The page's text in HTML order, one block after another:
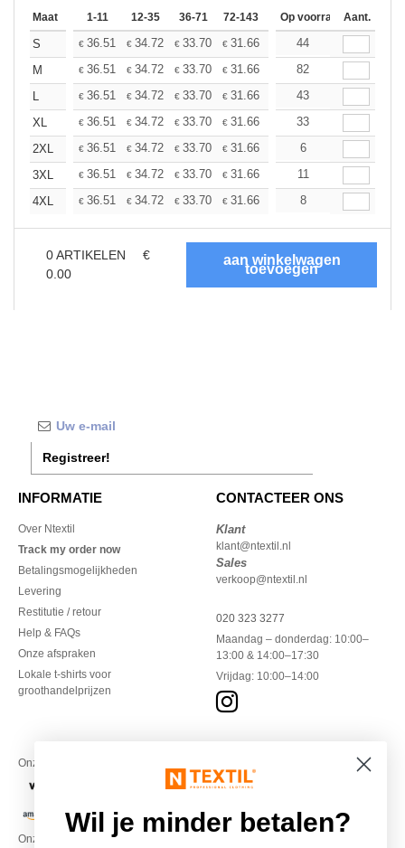
Maat 1-11 12-35 36-71 72-143 144-287 288 + Meer
Op voorraadAant.
S € 36.51 € 34.72 € 33.70 € 31.66 29.87
44
M
€ 36.51 € 34.72 € 33.70 € 31.66 29.87
82
L
€ 36.51 € 34.72 € 33.70 € 31.66 29.87
43
XL
€ 36.51 € 34.72 € 33.70 € 31.66 29.87
33
2XL
€ 36.51 € 34.72 € 33.70 € 31.66 29.87
6
3XL
€ 36.51 € 34.72 € 33.70 € 31.66 29.87
11
4XL
€ 36.51 € 34.72 € 33.70 € 31.66 29.87
8
0ARTIKELEN
€
0.00
Registreer!
INFORMATIE
Over Ntextil
Track my order now
Betalingsmogelijkheden
Levering
Restitutie / retour
Help & FAQs
Onze afspraken
Lokale t-shirts voor
groothandelprijzen
CONTACTEER ONS
Klant
klant@ntextil.nl
Sales
verkoop@ntextil.nl
020 323 3277
Maandag – donderdag: 10:00–
13:00 & 14:00–17:30
Vrijdag: 10:00–14:00
Onze financiële partners
Onze transporteurs
Wil je minder betalen?